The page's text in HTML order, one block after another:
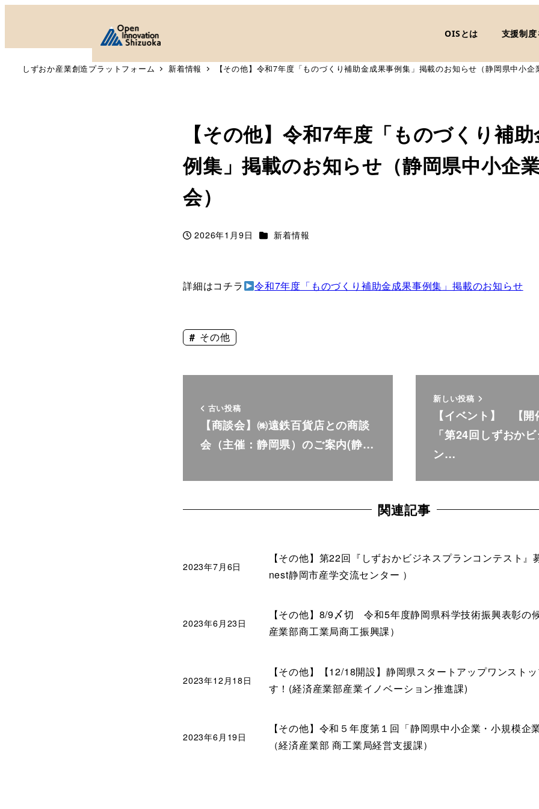
OISとは 支援制
しずおか産業創造プラットフォーム 新着情報 【その他】令和7年度「ものづくり補助金成果事例集」掲載のお知らせ（静岡県中小企
【その他】令和7年度「ものづくり補
例集」掲載のお知らせ（静岡県中小企
会）
投稿日
2026年1月9日 カテゴリー
新着情報
詳細はコチラ 令和7年度「ものづくり補助金成果事例集」掲載のお知らせ
その他
古い投稿
【商談会】㈱遠鉄百貨店との商談
会（主催：静岡県）のご案内(静…
新しい投稿
【イベント】 【
「第24回しずおか
ン…
関連記事
【その他】第22回『しずおかビジネスプランコンテスト』
nest静岡市産学交流センター ）
2023年7月6日
【その他】8/9〆切 令和5年度静岡県科学技術振興表彰の
産業部商工業局商工振興課）
2023年6月23日
【その他】【12/18開設】静岡県スタートアップワンスト
す！(経済産業部産業イノベーション推進課)
2023年12月18日
【その他】令和５年度第１回「静岡県中小企業・小規模企
（経済産業部 商工業局経営支援課）
2023年6月19日